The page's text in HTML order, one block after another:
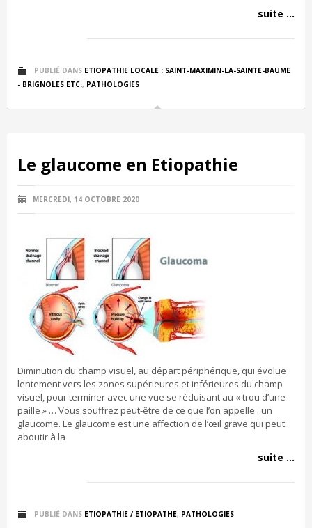
suite ...
PUBLIÉ DANS ETIOPATHIE LOCALE : SAINT-MAXIMIN-LA-SAINTE-BAUME
- BRIGNOLES ETC., PATHOLOGIES
Le glaucome en Etiopathie
MERCREDI, 14 OCTOBRE 2020
Diminution du champ visuel, au départ périphérique, qui évolue
lentement vers les zones supérieures et inférieures du champ
visuel, pour terminer avec une vue se réduisant au « trou d’une
paille » … Vous souffrez peut-être de ce que l’on appelle : un
glaucome. Le glaucome est une affection de l’œil grave qui peut
aboutir à la
suite ...
PUBLIÉ DANS ETIOPATHIE / ETIOPATHE, PATHOLOGIES